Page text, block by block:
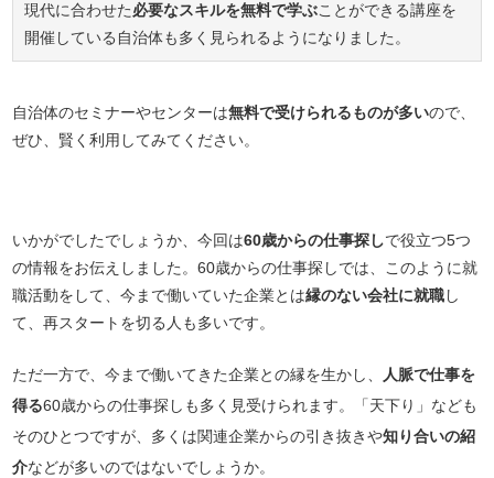
現代に合わせた必要なスキルを無料で学ぶことができる講座を
開催している自治体も多く見られるようになりました。
自治体のセミナーやセンターは無料で受けられるものが多いので、
ぜひ、賢く利用してみてください。
いかがでしたでしょうか、今回は60歳からの仕事探しで役立つ5つ
の情報をお伝えしました。60歳からの仕事探しでは、このように就
職活動をして、今まで働いていた企業とは縁のない会社に就職し
て、再スタートを切る人も多いです。
ただ一方で、今まで働いてきた企業との縁を生かし、
人脈で仕事を
得る60歳からの仕事探しも多く見受けられます。「天下り」なども
そのひとつですが、多くは関連企業からの引き抜きや知り合いの紹
介などが多いのではないでしょうか。